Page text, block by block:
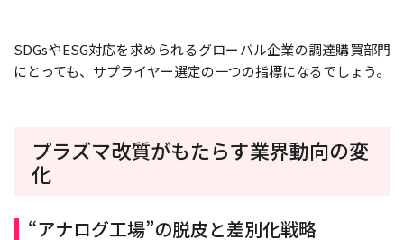
SDGsやESG対応を求められるグローバル企業の調達購買部門
にとっても、サプライヤー選定の一つの指標になるでしょう。
プラズマ改質がもたらす業界動向の変
化
“アナログ工場”の脱皮と差別化戦略